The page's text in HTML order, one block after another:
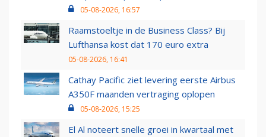
05-08-2026, 16:57
Raamstoeltje in de Business Class? Bij
Lufthansa kost dat 170 euro extra
05-08-2026, 16:41
Cathay Pacific ziet levering eerste Airbus
A350F maanden vertraging oplopen
05-08-2026, 15:25
El Al noteert snelle groei in kwartaal met